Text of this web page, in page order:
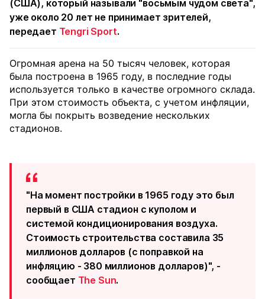
(США), который называли "восьмым чудом света",
уже около 20 лет не принимает зрителей,
передает Tengri Sport.
Огромная арена на 50 тысяч человек, которая
была построена в 1965 году, в последние годы
используется только в качестве огромного склада.
При этом стоимость объекта, с учетом инфляции,
могла бы покрыть возведение нескольких
стадионов.
"На момент постройки в 1965 году это был
первый в США стадион с куполом и
системой кондиционирования воздуха.
Стоимость строительства составила 35
миллионов долларов (с поправкой на
инфляцию - 380 миллионов долларов)", -
сообщает The Sun.